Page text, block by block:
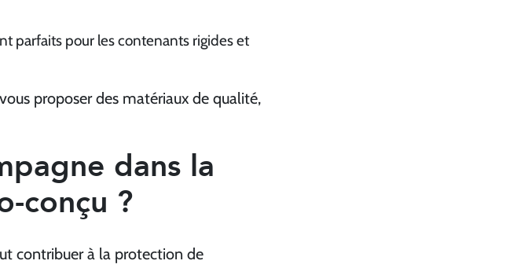
parfaits pour les contenants rigides et
proposer des matériaux de qualité,
dans la
conçu ?
contribuer à la protection de